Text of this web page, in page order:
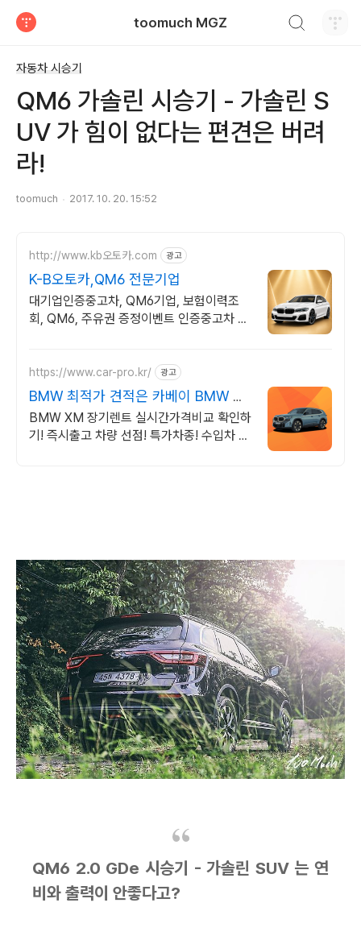
toomuch MGZ
자동차 시승기
QM6 가솔린 시승기 - 가솔린 S
UV 가 힘이 없다는 편견은 버려
라!
toomuch 2017. 10. 20. 15:52
http://www.kb오토카.com 광고
K-B오토카,QM6 전문기업
대기업인증중고차, QM6기업, 보험이력조
회, QM6, 주유권 증정이벤트 인증중고차 7
https://www.car-pro.kr/ 광고
BMW 최적가 견적은 카베이 BMW 특
가차량 무료견적
BMW XM 장기렌트 실시간가격비교 확인하
기! 즉시출고 차량 선점! 특가차종! 수입차 최
QM6 2.0 GDe 시승기 - 가솔린 SUV 는 연
비와 출력이 안좋다고?